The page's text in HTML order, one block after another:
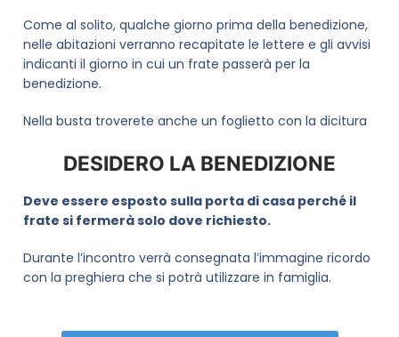
Come al solito, qualche giorno prima della benedizione,
nelle abitazioni verranno recapitate le lettere e gli avvisi
indicanti il giorno in cui un frate passerà per la
benedizione.
Nella busta troverete anche un foglietto con la dicitura
DESIDERO LA BENEDIZIONE
Deve essere esposto sulla porta di casa perché il
frate si fermerà solo dove richiesto.
Durante l’incontro verrà consegnata l’immagine ricordo
con la preghiera che si potrà utilizzare in famiglia.